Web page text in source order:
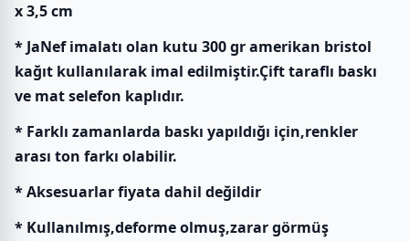
x 3,5 cm
* JaNef imalatı olan kutu 300 gr amerikan bristol
kağıt kullanılarak imal edilmiştir.Çift taraflı baskı
ve mat selefon kaplıdır.
* Farklı zamanlarda baskı yapıldığı için,renkler
arası ton farkı olabilir.
* Aksesuarlar fiyata dahil değildir
* Kullanılmış,deforme olmuş,zarar görmüş